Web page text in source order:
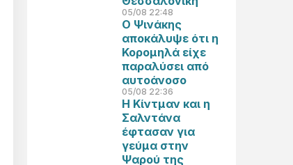
05/08 22:48
Ο Ψινάκης
αποκάλυψε ότι η
Κορομηλά είχε
παραλύσει από
αυτοάνοσο
05/08 22:36
Η Κίντμαν και η
Σαλντάνα
έφτασαν για
γεύμα στην
Ψαρού της